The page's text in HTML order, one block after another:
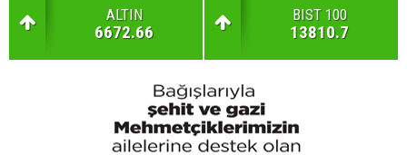
ALTIN
6672.66
BIST 100
13810.7